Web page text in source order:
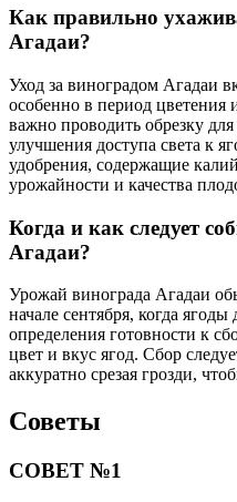
Как правильно
Агадаи?
Уход за виноградом Агадаи
особенно в период
важно проводить обрезку
улучшения доступа света к
удобрения, содержащие
урожайности и качества
Когда и как следует
Агадаи?
Урожай винограда Агадаи
начале сентября, когда
определения готовности к
цвет и вкус ягод. Сбор
аккуратно срезая грозди,
Советы
СОВЕТ №1